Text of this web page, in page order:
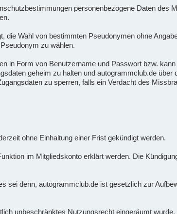
personenbezogene Daten des
Wahl von bestimmten Pseudonymen ohne
zu wählen.
in Form von Benutzername und Passwort bzw.
geheim zu halten und autogrammclub.de über
zu sperren, falls ein Verdacht des
ohne Einhaltung einer Frist gekündigt werden.
im Mitgliedskonto erklärt werden. Die
sei denn, autogrammclub.de ist gesetzlich zur
unbeschränktes Nutzungsrecht eingeräumt